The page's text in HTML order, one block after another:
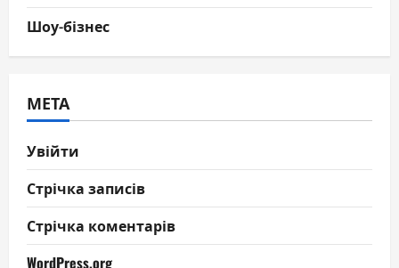
Шоу-бізнес
МЕТА
Увійти
Стрічка записів
Стрічка коментарів
WordPress.org